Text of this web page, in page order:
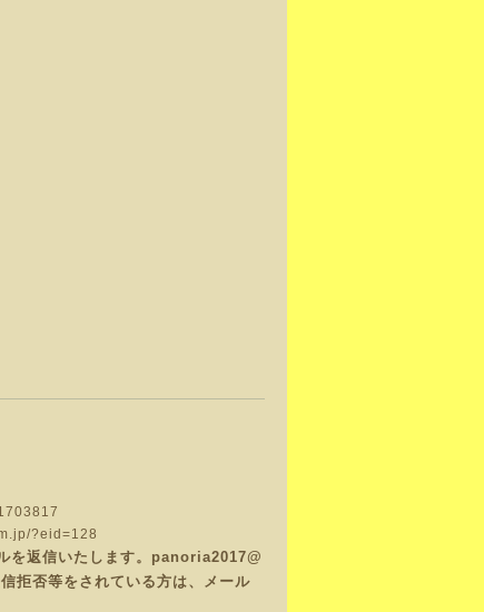
?eid=128
を返信いたします。panoria2017@
拒否等をされている方は、メール